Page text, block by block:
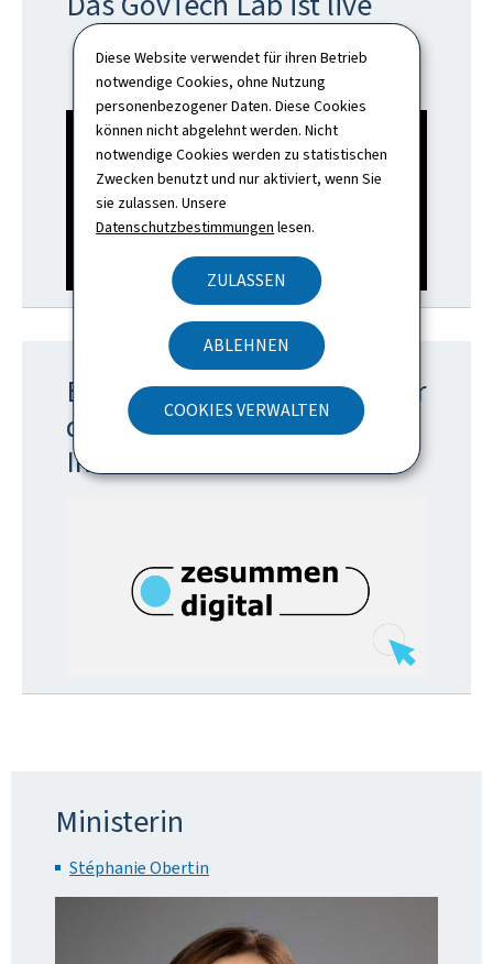
Diese Website verwendet für ihren Betrieb
notwendige Cookies, ohne Nutzung
personenbezogener Daten. Diese Cookies
können nicht abgelehnt werden. Nicht
notwendige Cookies werden zu statistischen
Zwecken benutzt und nur aktiviert, wenn Sie
sie zulassen. Unsere
Datenschutzbestimmungen lesen.
ZULASSEN
ABLEHNEN
COOKIES VERWALTEN
Entdecken Sie das Portal für
digitale
Inklusion
Ministerin
Stéphanie Obertin